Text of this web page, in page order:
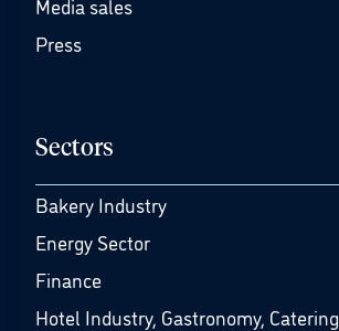
Media sales
Press
Sectors
Bakery Industry
Energy Sector
Finance
Hotel Industry, Gastronomy, Catering